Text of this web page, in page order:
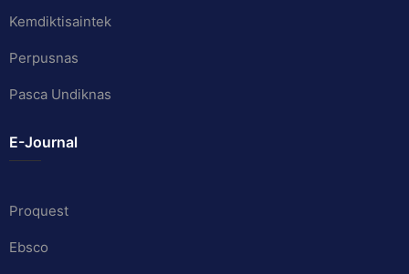
Kemdiktisaintek
Perpusnas
Pasca Undiknas
E-Journal
Proquest
Ebsco